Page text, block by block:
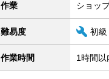
作業 ショッ
難易度 初級
作業時間 1時間以